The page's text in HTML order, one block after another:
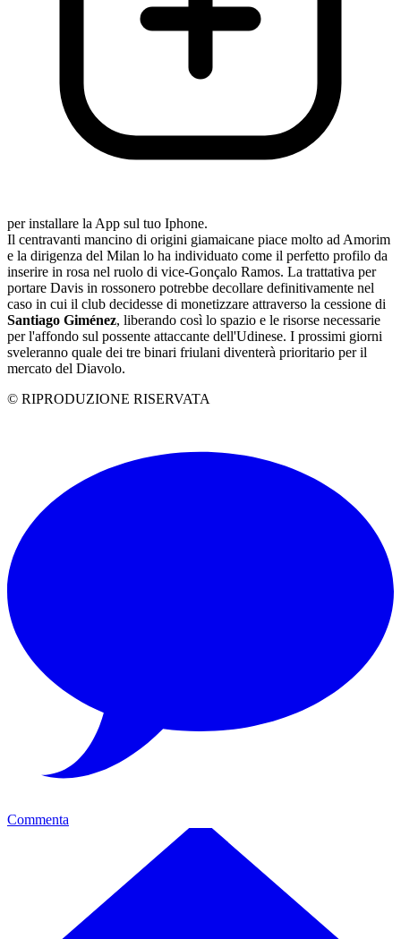
per installare la App sul tuo Iphone.
Il centravanti mancino di origini giamaicane piace molto ad Amorim
e la dirigenza del Milan lo ha individuato come il perfetto profilo da
inserire in rosa nel ruolo di vice-Gonçalo Ramos. La trattativa per
portare Davis in rossonero potrebbe decollare definitivamente nel
caso in cui il club decidesse di monetizzare attraverso la cessione di
Santiago Giménez, liberando così lo spazio e le risorse necessarie
per l'affondo sul possente attaccante dell'Udinese. I prossimi giorni
sveleranno quale dei tre binari friulani diventerà prioritario per il
mercato del Diavolo.
© RIPRODUZIONE RISERVATA
Commenta